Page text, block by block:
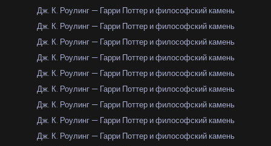
Дж. К. Роулинг — Гарри Поттер и философский камень
Дж. К. Роулинг — Гарри Поттер и философский камень
Дж. К. Роулинг — Гарри Поттер и философский камень
Дж. К. Роулинг — Гарри Поттер и философский камень
Дж. К. Роулинг — Гарри Поттер и философский камень
Дж. К. Роулинг — Гарри Поттер и философский камень
Дж. К. Роулинг — Гарри Поттер и философский камень
Дж. К. Роулинг — Гарри Поттер и философский камень
Дж. К. Роулинг — Гарри Поттер и философский камень